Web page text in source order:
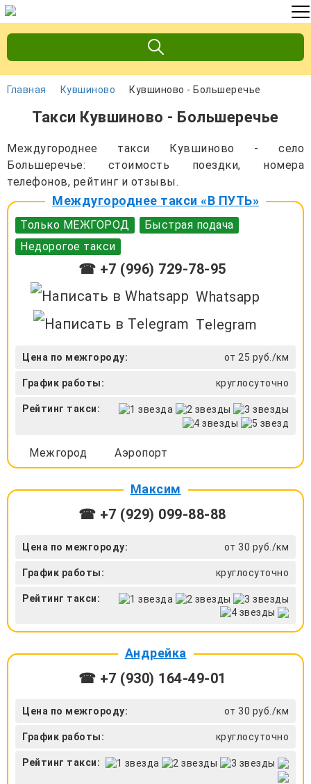
Главная Кувшиново Кувшиново - Большеречье
Такси Кувшиново - Большеречье
Междугороднее такси Кувшиново - село
Большеречье: стоимость поездки, номера
телефонов, рейтинг и отзывы.
Междугороднее такси «В ПУТЬ»
Только МЕЖГОРОД
Быстрая подача
Недорогое такси
☎ +7 (996) 729-78-95
Whatsapp
Telegram
Цена по межгороду: от 25 руб./км
График работы: круглосуточно
Рейтинг такси:
Межгород Аэропорт
Максим
☎ +7 (929) 099-88-88
Цена по межгороду: от 30 руб./км
График работы: круглосуточно
Рейтинг такси:
Андрейка
☎ +7 (930) 164-49-01
Цена по межгороду: от 30 руб./км
График работы: круглосуточно
Рейтинг такси: